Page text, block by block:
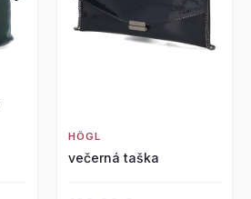
HÖGL
večerná taška